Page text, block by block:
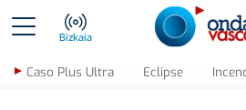
Bizkaia
Caso Plus Ultra Eclipse